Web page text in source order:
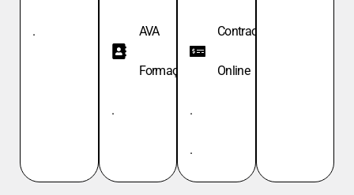
. AVA
Formação
.
Contracheque
Online
.
.